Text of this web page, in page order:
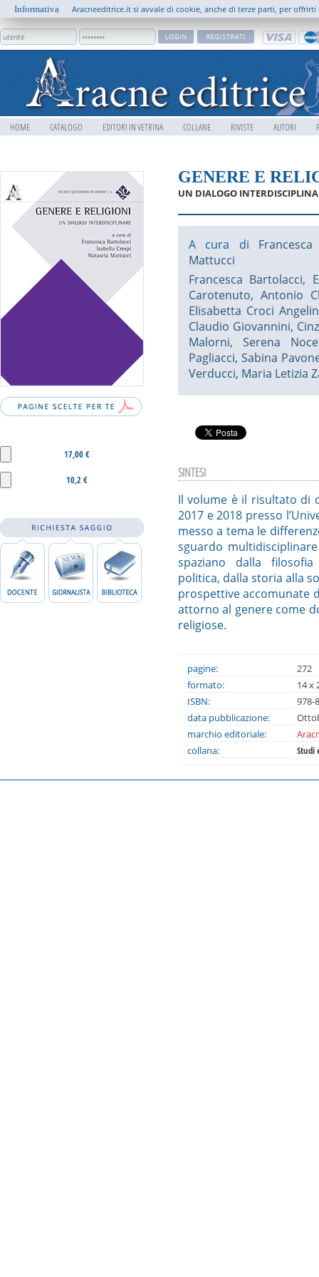
HOME CATALOGO EDITORI IN VETRINA COLLANE RIVISTE AUTORI
GENERE E
UN DIALOGO
17,00 €
10,2 €
A cura di
Mattucci
Francesca Bartolacci,
Carotenuto, Antonio
Elisabetta Croci
Claudio Giovannini,
Malorni, Serena
Pagliacci, Sabina
Verducci, Maria Letizia
SINTESI
Il volume è il risultato di
2017 e 2018 presso
messo a tema le
sguardo
spaziano dalla
politica, dalla storia alla
prospettive accomunate
attorno al genere come
religiose.
pagine:
272
formato:
14 x
ISBN:
978-
data pubblicazione:
marchio editoriale:
collana:
Studi
Informativa Aracneeditrice.it si avvale di cookie, anche di terze parti, per